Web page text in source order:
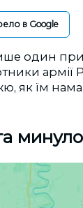
в Google
один
армії
як їм